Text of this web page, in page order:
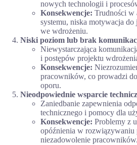
nowych technologii i
Konsekwencje: Trudności w
systemu, niska motywacja
we wdrożeniu.
Niski poziom lub brak
Niewystarczająca
i postępów projektu
Konsekwencje:
pracowników, co prowadzi
oporu.
Nieodpowiednie wsparcie
Zaniedbanie zapewnienia
technicznego i pomocy dla
Konsekwencje: Problemy z
opóźnienia w rozwiązywaniu
niezadowolenie pracowników.